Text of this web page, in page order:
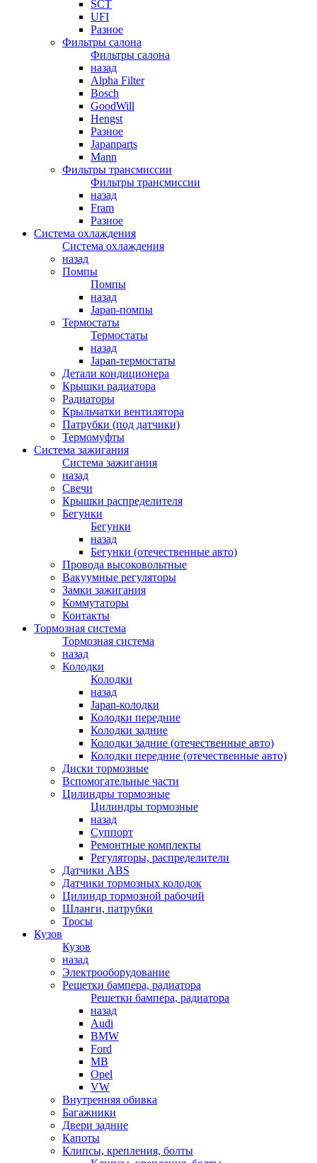
SCT
UFI
Разное
Фильтры салона
Фильтры салона
назад
Alpha Filter
Bosch
GoodWill
Hengst
Разное
Japanparts
Mann
Фильтры трансмиссии
Фильтры трансмиссии
назад
Fram
Разное
Система охлаждения
Система охлаждения
назад
Помпы
Помпы
назад
Japan-помпы
Термостаты
Термостаты
назад
Japan-термостаты
Детали кондиционера
Крышки радиатора
Радиаторы
Крыльчатки вентилятора
Патрубки (под датчики)
Термомуфты
Система зажигания
Система зажигания
назад
Свечи
Крышки распределителя
Бегунки
Бегунки
назад
Бегунки (отечественные авто)
Провода высоковольтные
Вакуумные регуляторы
Замки зажигания
Коммутаторы
Контакты
Тормозная система
Тормозная система
назад
Колодки
Колодки
назад
Japan-колодки
Колодки передние
Колодки задние
Колодки задние (отечественные авто)
Колодки передние (отечественные авто)
Диски тормозные
Вспомогательные части
Цилиндры тормозные
Цилиндры тормозные
назад
Суппорт
Ремонтные комплекты
Регуляторы, распределители
Датчики ABS
Датчики тормозных колодок
Цилиндр тормозной рабочий
Шланги, патрубки
Тросы
Кузов
Кузов
назад
Электрооборудование
Решетки бампера, радиатора
Решетки бампера, радиатора
назад
Audi
BMW
Ford
MB
Opel
VW
Внутренняя обивка
Багажники
Двери задние
Капоты
Клипсы, крепления, болты